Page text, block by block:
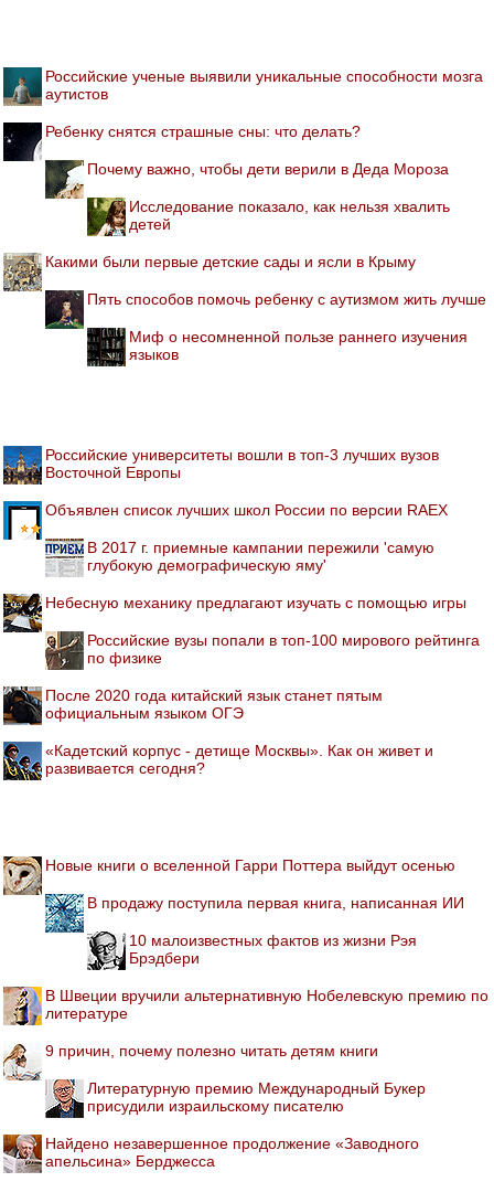
Российские ученые выявили уникальные способности мозга
аутистов
Ребенку снятся страшные сны: что делать?
Почему важно, чтобы дети верили в Деда Мороза
Исследование показало, как нельзя хвалить
детей
Какими были первые детские сады и ясли в Крыму
Пять способов помочь ребенку с аутизмом жить лучше
Миф о несомненной пользе раннего изучения
языков
Российские университеты вошли в топ-3 лучших вузов
Восточной Европы
Объявлен список лучших школ России по версии RAEX
В 2017 г. приемные кампании пережили 'самую
глубокую демографическую яму'
Небесную механику предлагают изучать с помощью игры
Российские вузы попали в топ-100 мирового рейтинга
по физике
После 2020 года китайский язык станет пятым
официальным языком ОГЭ
«Кадетский корпус - детище Москвы». Как он живет и
развивается сегодня?
Новые книги о вселенной Гарри Поттера выйдут осенью
В продажу поступила первая книга, написанная ИИ
10 малоизвестных фактов из жизни Рэя
Брэдбери
В Швеции вручили альтернативную Нобелевскую премию по
литературе
9 причин, почему полезно читать детям книги
Литературную премию Международный Букер
присудили израильскому писателю
Найдено незавершенное продолжение «Заводного
апельсина» Берджесса